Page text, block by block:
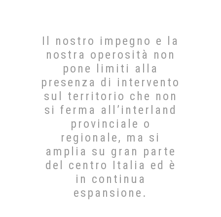
Il nostro impegno e la
nostra operosità non
pone limiti alla
presenza di intervento
sul territorio che non
si ferma all’interland
provinciale o
regionale, ma si
amplia su gran parte
del centro Italia ed è
in continua
espansione.